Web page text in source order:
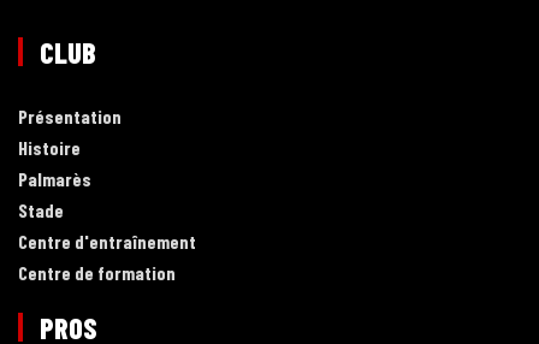
CLUB
Présentation
Histoire
Palmarès
Stade
Centre d'entraînement
Centre de formation
PROS